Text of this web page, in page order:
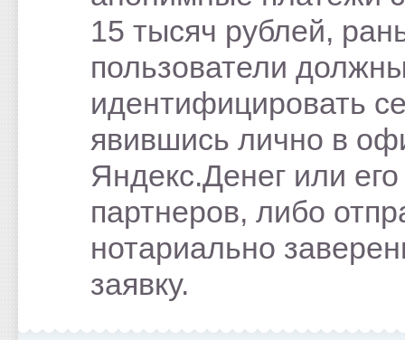
15 тысяч рублей,
пользователи
идентифицировать
явившись лично в
Яндекс.Денег или его
партнеров, либо
нотариально
заявку.